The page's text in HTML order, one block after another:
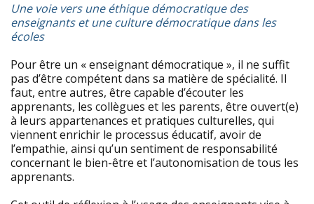
Une voie vers une éthique démocratique des
enseignants et une culture démocratique dans les
écoles
Pour être un « enseignant démocratique », il ne suffit
pas d’être compétent dans sa matière de spécialité. Il
faut, entre autres, être capable d’écouter les
apprenants, les collègues et les parents, être ouvert(e)
à leurs appartenances et pratiques culturelles, qui
viennent enrichir le processus éducatif, avoir de
l’empathie, ainsi qu’un sentiment de responsabilité
concernant le bien-être et l’autonomisation de tous les
apprenants.